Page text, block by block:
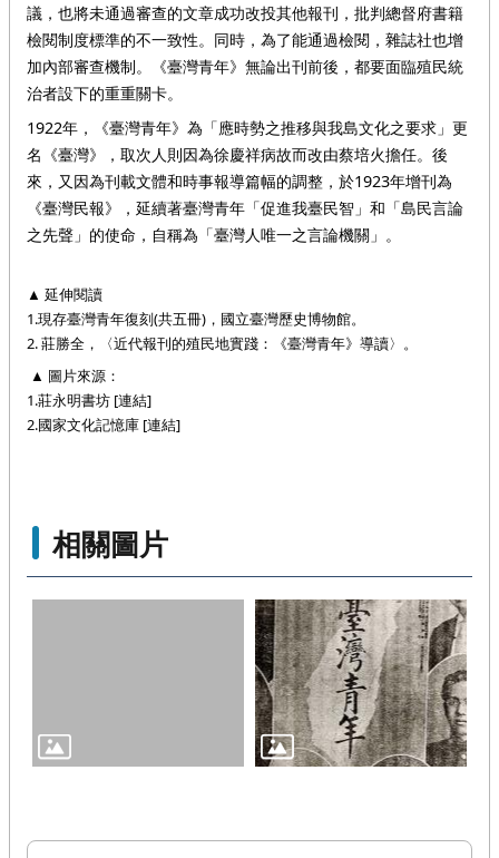
議，也將未通過審查的文章成功改投其他報刊，批判總督府書籍
檢閱制度標準的不一致性。同時，為了能通過檢閱，雜誌社也增
加內部審查機制。《臺灣青年》無論出刊前後，都要面臨殖民統
治者設下的重重關卡。
1922年，《臺灣青年》為「應時勢之推移與我島文化之要求」更
名《臺灣》，取次人則因為徐慶祥病故而改由蔡培火擔任。後
來，又因為刊載文體和時事報導篇幅的調整，於1923年增刊為
《臺灣民報》，延續著臺灣青年「促進我臺民智」和「島民言論
之先聲」的使命，自稱為「臺灣人唯一之言論機關」。
▲ 延伸閱讀
1.現存臺灣青年復刻(共五冊)，國立臺灣歷史博物館。
2. 莊勝全，〈近代報刊的殖民地實踐：《臺灣青年》導讀〉。
▲ 圖片來源：
1.莊永明書坊 [連結]
2.國家文化記憶庫 [連結]
相關圖片